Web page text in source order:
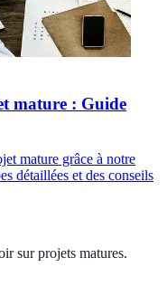
mature : Guide
mature grâce à notre
détaillées et des conseils
sur projets matures.